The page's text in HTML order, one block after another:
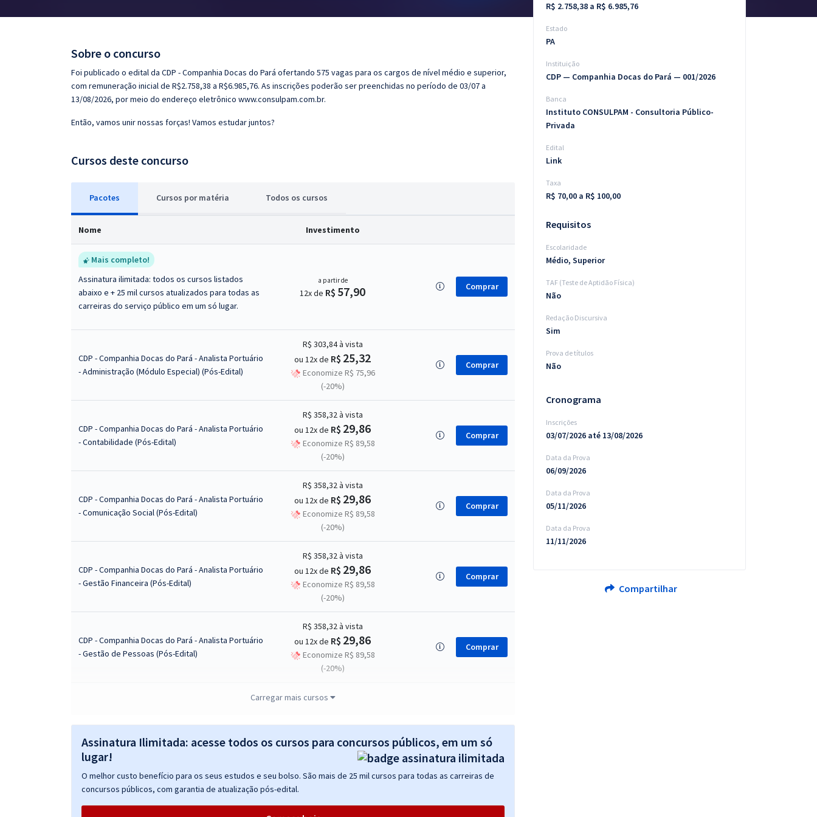
Questões grátis
Sobre o concurso
Foi publicado o edital da CDP - Companhia Docas do Pará ofertando 575 vagas para os cargos de nível médio e superior,
com remuneração inicial de R$2.758,38 a R$6.985,76. As inscrições poderão ser preenchidas no período de 03/07 a
13/08/2026, por meio do endereço eletrônico www.consulpam.com.br.
Então, vamos unir nossas forças! Vamos estudar juntos?
Cursos deste concurso
Pacotes Cursos por matéria Todos os cursos
Nome Investimento
Mais completo!
Assinatura ilimitada: todos os cursos listados
abaixo e + 25 mil cursos atualizados para todas as
carreiras do serviço público em um só lugar.
a partir de
12x de R$ 57,90 Comprar
CDP - Companhia Docas do Pará - Analista Portuário
- Administração (Módulo Especial) (Pós-Edital)
R$ 303,84à vista
ou 12x de R$ 25,32
Economize R$ 75,96
(-20%)
Comprar
CDP - Companhia Docas do Pará - Analista Portuário
- Contabilidade (Pós-Edital)
R$ 358,32à vista
ou 12x de R$ 29,86
Economize R$ 89,58
(-20%)
Comprar
CDP - Companhia Docas do Pará - Analista Portuário
- Comunicação Social (Pós-Edital)
R$ 358,32à vista
ou 12x de R$ 29,86
Economize R$ 89,58
(-20%)
Comprar
CDP - Companhia Docas do Pará - Analista Portuário
- Gestão Financeira (Pós-Edital)
R$ 358,32à vista
ou 12x de R$ 29,86
Economize R$ 89,58
(-20%)
Comprar
CDP - Companhia Docas do Pará - Analista Portuário
- Gestão de Pessoas (Pós-Edital)
R$ 358,32à vista
ou 12x de R$ 29,86
Economize R$ 89,58
(-20%)
Comprar
CDP - Companhia Docas do Pará - Analista Portuário
R$ 399,92
Economize R$ 99,98
(-20%)
CDP - Companhia Docas do Pará - Técnico Portuário
- Administrativo Operacional (Módulo Especial)
ou 12x de R$23,99
(-20%)
Carregar mais cursos
Assinatura Ilimitada: acesse todos os cursos para concursos públicos, em um só
lugar!
O melhor custo benefício para os seus estudos e seu bolso. São mais de 25 mil cursos para todas as carreiras de
concursos públicos, com garantia de atualização pós-edital.
R$ 2.758,38 a R$ 6.985,76
Estado
PA
Instituição
CDP — Companhia Docas do Pará — 001/2026
Banca
Instituto CONSULPAM - Consultoria Público-
Privada
Edital
Link
Taxa
R$ 70,00 a R$ 100,00
Requisitos
Escolaridade
Médio, Superior
TAF (Teste de Aptidão Física)
Não
Redação Discursiva
Sim
Prova de títulos
Não
Cronograma
Inscrições
03/07/2026 até 13/08/2026
Data da Prova
06/09/2026
Data da Prova
05/11/2026
Data da Prova
11/11/2026
Compartilhar